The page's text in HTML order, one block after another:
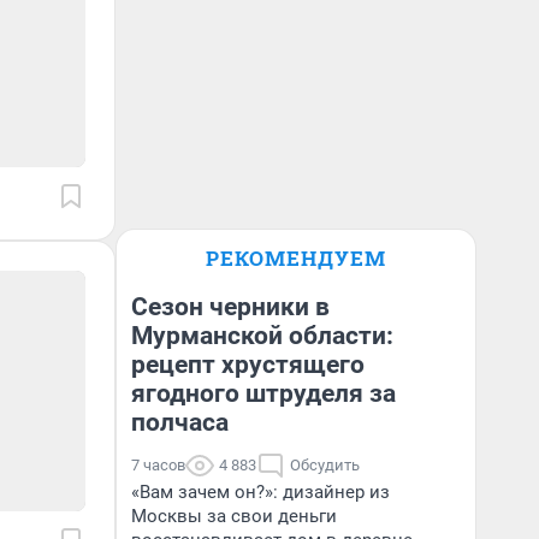
РЕКОМЕНДУЕМ
Сезон черники в
Мурманской области:
рецепт хрустящего
ягодного штруделя за
полчаса
7 часов 4 883 Обсудить
«Вам зачем он?»: дизайнер из
Москвы за свои деньги